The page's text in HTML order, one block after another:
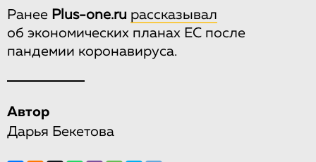
Ранее Plus-one.ru рассказывал
об экономических планах ЕС после
пандемии коронавируса.
Автор
Дарья Бекетова